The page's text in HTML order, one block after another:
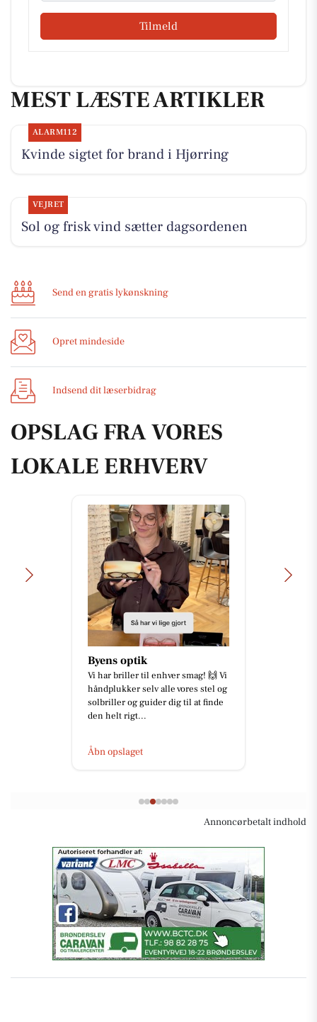
Tilmeld
MEST LÆSTE ARTIKLER
ALARM112
Kvinde sigtet for brand i Hjørring
VEJRET
Sol og frisk vind sætter dagsordenen
Send en gratis lykønskning
Opret mindeside
Indsend dit læserbidrag
OPSLAG FRA VORES
LOKALE ERHVERV
Byens optik
Vi har briller til enhver smag! 🙌 Vi
håndplukker selv alle vores stel og
solbriller og guider dig til at finde
den helt rigt...
Åbn opslaget
Annoncørbetalt indhold